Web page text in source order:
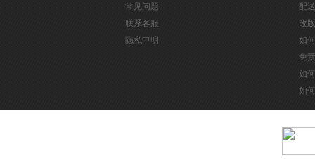
常见问题
联系客服
隐私申明
配
改
如
免
如
如